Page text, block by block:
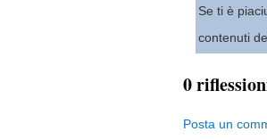
Se ti è
contenuti
0
Posta un